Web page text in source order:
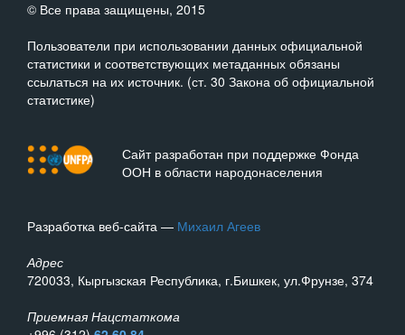
© Все права защищены, 2015
Пользователи при использовании данных официальной
статистики и соответствующих метаданных обязаны
ссылаться на их источник. (ст. 30 Закона об официальной
статистике)
Сайт разработан при поддержке Фонда
ООН в области народонаселения
Разработка веб-сайта — Михаил Агеев
Адрес
720033, Кыргызская Республика, г.Бишкек, ул.Фрунзе, 374
Приемная Нацстаткома